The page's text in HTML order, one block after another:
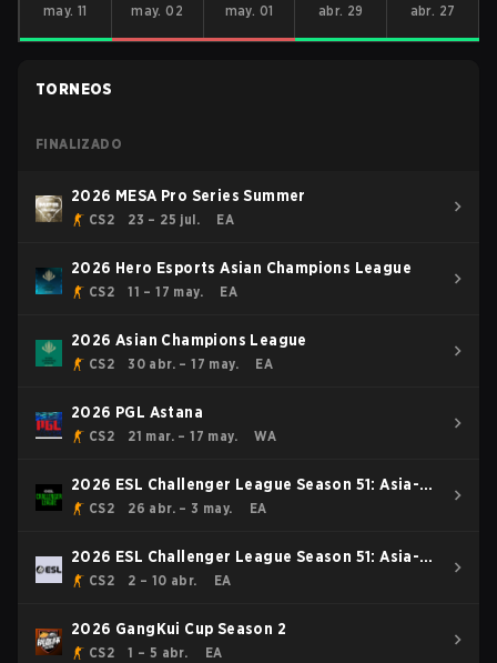
may. 11
may. 02
may. 01
abr. 29
abr. 27
TORNEOS
FINALIZADO
2026 MESA Pro Series Summer
CS2 23 – 25 jul. EA
2026 Hero Esports Asian Champions League
CS2 11 – 17 may. EA
2026 Asian Champions League
CS2 30 abr. – 17 may. EA
2026 PGL Astana
CS2 21 mar. – 17 may. WA
2026 ESL Challenger League Season 51: Asia-
Pacific - Cup #4
CS2 26 abr. – 3 may. EA
2026 ESL Challenger League Season 51: Asia-
Pacific - Cup #3
CS2 2 – 10 abr. EA
2026 GangKui Cup Season 2
CS2 1 – 5 abr. EA